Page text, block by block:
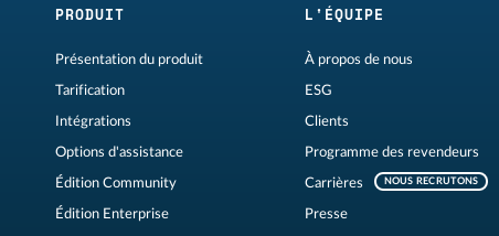
PRODUIT
Présentation du produit
Tarification
Intégrations
Options d'assistance
Édition Community
Édition Enterprise
L'ÉQUIPE
À propos de nous
ESG
Clients
Programme des revendeurs
Carrières NOUS RECRUTONS
Presse